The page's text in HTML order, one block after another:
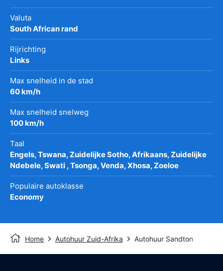
Valuta
South African rand
Rijrichting
Links
Max snelheid in de stad
60 km/h
Max snelheid snelweg
100 km/h
Taal
Engels, Tswana, Zuidelijke Sotho, Afrikaans, Zuidelijke
Ndebele, Swati , Tsonga, Venda, Xhosa, Zoeloe
Populaire autoklasse
Economy
Home Autohuur Zuid-Afrika Autohuur Sandton